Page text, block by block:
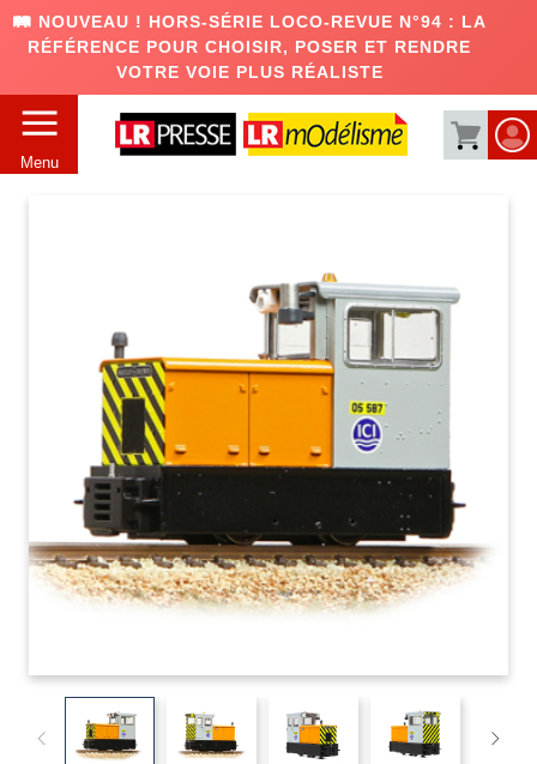
🛤️ NOUVEAU ! HORS-SÉRIE LOCO-REVUE N°94 : LA
RÉFÉRENCE POUR CHOISIR, POSER ET RENDRE
VOTRE VOIE PLUS RÉALISTE
Menu